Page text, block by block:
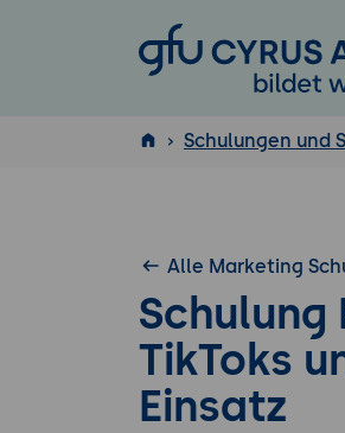
GFU Cyrus AG
ISTQB
Schulungen und
Alle Marketing
Schulung
TikToks
Einsatz